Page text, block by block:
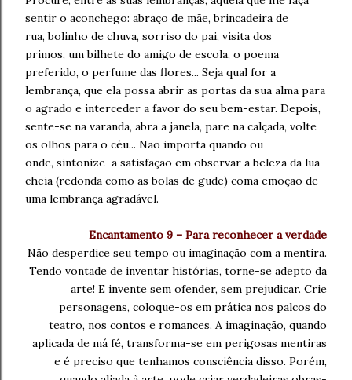
sentir o aconchego: abraço de mãe, brincadeira de
rua,bolinho de chuva, sorriso do pai, visita dos
primos, um bilhete do amigo de escola, o poema
preferido, o perfume das flores... Seja qual for a
lembrança, que ela possa abrir as portas da sua alma para
o agrado e interceder a favor do seu bem-estar. Depois,
sente-se na varanda, abra a janela, pare na calçada, volte
os olhos para o céu... Não importa quando ou
onde, sintonize a satisfação em observar a beleza da lua
cheia (redonda como as bolas de gude) coma emoção de
uma lembrança agradável.
Encantamento 9 – Para reconhecer a verdade
Não desperdice seu tempo ou imaginação com a mentira.
Tendo vontade de inventar histórias, torne-se adepto da
arte! E invente sem ofender, sem prejudicar. Crie
personagens, coloque-os em prática nos palcos do
teatro, nos contos e romances. A imaginação, quando
aplicada de má fé, transforma-se em perigosas mentiras
e é preciso que tenhamos consciência disso. Porém,